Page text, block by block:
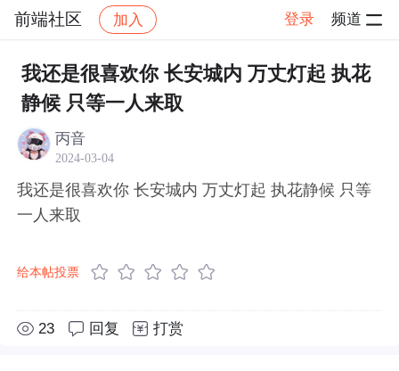
前端社区 加入 登录 频道
社区 前端社区 感慨 帖子详情
我还是很喜欢你 长安城内 万丈灯起 执花
静候 只等一人来取
丙音
2024-03-04
我还是很喜欢你 长安城内 万丈灯起 执花静候 只等
一人来取
给本帖投票
23 回复 打赏